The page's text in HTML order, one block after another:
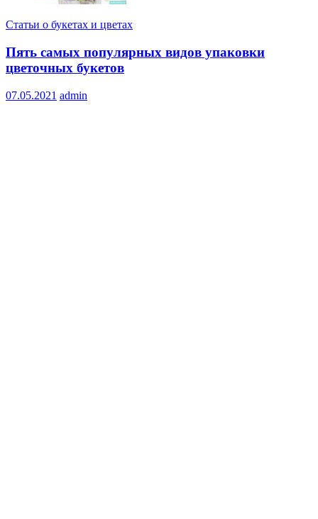
Статьи о букетах и цветах
Пять самых популярных видов упаковки
цветочных букетов
07.05.2021 admin